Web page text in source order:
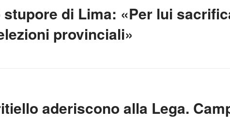
stupore di Lima: «Per lui
provinciali»
aderiscono alla Lega.